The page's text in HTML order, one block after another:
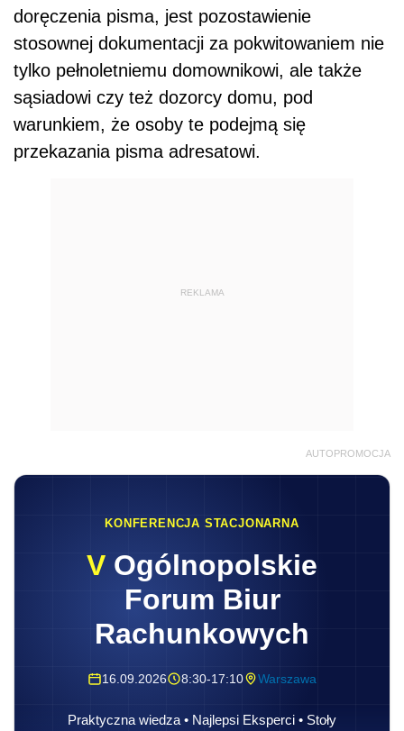
doręczenia pisma, jest pozostawienie
stosownej dokumentacji za pokwitowaniem nie
tylko pełnoletniemu domownikowi, ale także
sąsiadowi czy też dozorcy domu, pod
warunkiem, że osoby te podejmą się
przekazania pisma adresatowi.
REKLAMA
AUTOPROMOCJA
KONFERENCJA STACJONARNA
V Ogólnopolskie
Forum Biur
Rachunkowych
16.09.2026 8:30-17:10 Warszawa
Praktyczna wiedza • Najlepsi Eksperci • Stoły